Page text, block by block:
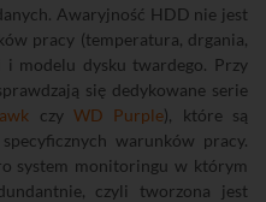
Awaryjność HDD nie jest
pracy (temperatura, drgania,
modelu dysku twardego. Przy
się dedykowane serie
czy WD Purple), które są
warunków pracy.
system monitoringu w którym
czyli tworzona jest